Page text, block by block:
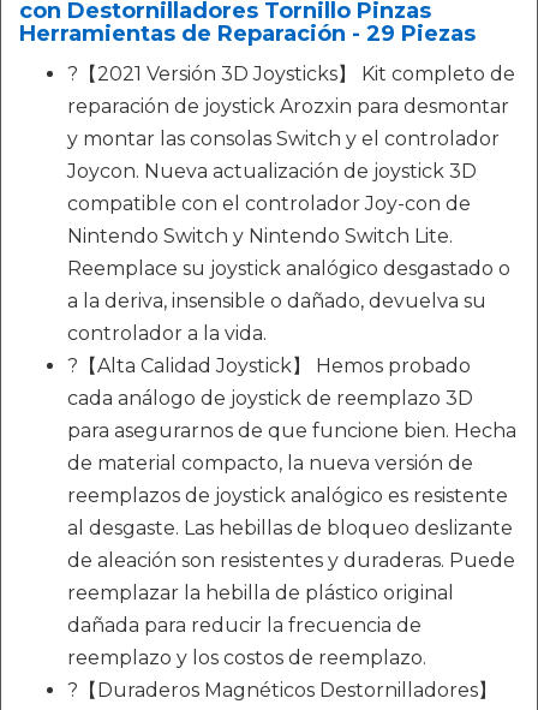
con Destornilladores Tornillo Pinzas
Herramientas de Reparación - 29 Piezas
?【2021 Versión 3D Joysticks】 Kit completo de
reparación de joystick Arozxin para desmontar
y montar las consolas Switch y el controlador
Joycon. Nueva actualización de joystick 3D
compatible con el controlador Joy-con de
Nintendo Switch y Nintendo Switch Lite.
Reemplace su joystick analógico desgastado o
a la deriva, insensible o dañado, devuelva su
controlador a la vida.
?【Alta Calidad Joystick】 Hemos probado
cada análogo de joystick de reemplazo 3D
para asegurarnos de que funcione bien. Hecha
de material compacto, la nueva versión de
reemplazos de joystick analógico es resistente
al desgaste. Las hebillas de bloqueo deslizante
de aleación son resistentes y duraderas. Puede
reemplazar la hebilla de plástico original
dañada para reducir la frecuencia de
reemplazo y los costos de reemplazo.
?【Duraderos Magnéticos Destornilladores】